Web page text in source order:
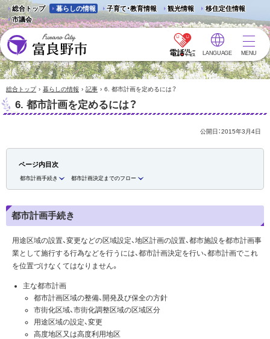
総合トップ 暮らしの情報 子育て・教育情報 観光情報
移住定住情報
市議会
富良野市 - Frano City
LANGUAGE MENU
総合トップ › 暮らしの情報 › 記事 › 6. 都市計画を定めるには？
6. 都市計画を定めるには？
公開日：2015年3月4日
ページ内目次
都市計画手続き 都市計画決定までのフロー
都市計画手続き
用途区域の設置、変更などの区域設定、地区計画の設置、都市施設を都市計画事
業として施行する行為などを行うには、都市計画決定を行い、都市計画でこれ
を位置づけなくてはなりません。
主な都市計画
都市計画区域の整備、開発及び保全の方針
市街化区域、市街化調整区域の区域区分
用途区域の設定、変更
高度地区又は高度利用地区